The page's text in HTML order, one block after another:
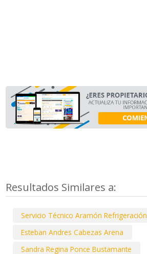
Resultados Similares a:
Servicio Técnico Aramón Refrigeración
Esteban Andres Cabezas Arena
Sandra Regina Ponce Bustamante